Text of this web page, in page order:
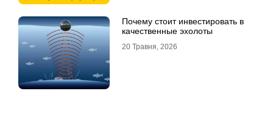
Почему стоит инвестировать в
качественные эхолоты
20 Травня, 2026